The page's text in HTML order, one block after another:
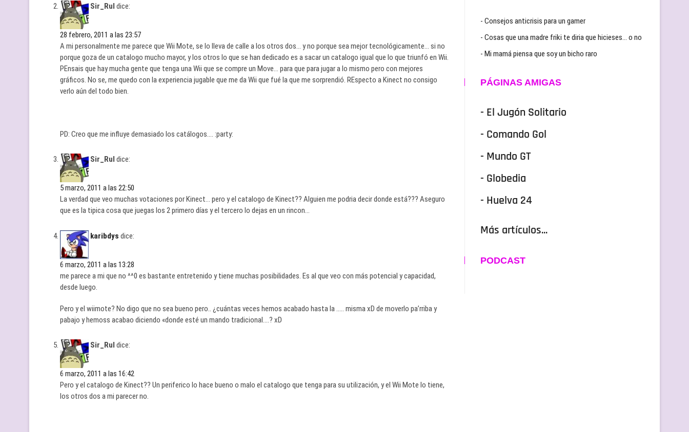
Sir_Rul dice:
28 febrero, 2011 a las 23:57
A mi personalmente me parece que Wii Mote, se lo lleva de calle a los otros dos… y no porque sea mejor tecnológicamente… si no
porque goza de un catalogo mucho mayor, y los otros lo que se han dedicado es a sacar un catalogo igual que lo que triunfó en Wii.
PEnsais que hay mucha gente que tenga una Wii que se compre un Move… para que para jugar a lo mismo pero con mejores
gráficos. No se, me quedo con la experiencia jugable que me da Wii que fué la que me sorprendió. REspecto a Kinect no consigo
verlo aún del todo bien.
PD: Creo que me influye demasiado los catálogos…. :party:
Sir_Rul dice:
5 marzo, 2011 a las 22:50
La verdad que veo muchas votaciones por Kinect… pero y el catalogo de Kinect?? Alguien me podria decir donde está??? Aseguro
que es la tipica cosa que juegas los 2 primero días y el tercero lo dejas en un rincon…
karibdys dice:
6 marzo, 2011 a las 13:28
me parece a mi que no ^^0 es bastante entretenido y tiene muchas posibilidades. Es al que veo con más potencial y capacidad,
desde luego.
Pero y el wiimote? No digo que no sea bueno pero.. ¿cuántas veces hemos acabado hasta la ….. misma xD de moverlo pa’rriba y
pabajo y hemoss acabao diciendo «donde esté un mando tradicional….? xD
Sir_Rul dice:
6 marzo, 2011 a las 16:42
Pero y el catalogo de Kinect?? Un periferico lo hace bueno o malo el catalogo que tenga para su utilización, y el Wii Mote lo tiene,
los otros dos a mi parecer no.
- Consejos anticrisis para un gamer
- Cosas que una madre friki te diria que hicieses… o no
- Mi mamá piensa que soy un bicho raro
PÁGINAS AMIGAS
- El Jugón Solitario
- Comando Gol
- Mundo GT
- Globedia
- Huelva 24
Más artículos...
PODCAST